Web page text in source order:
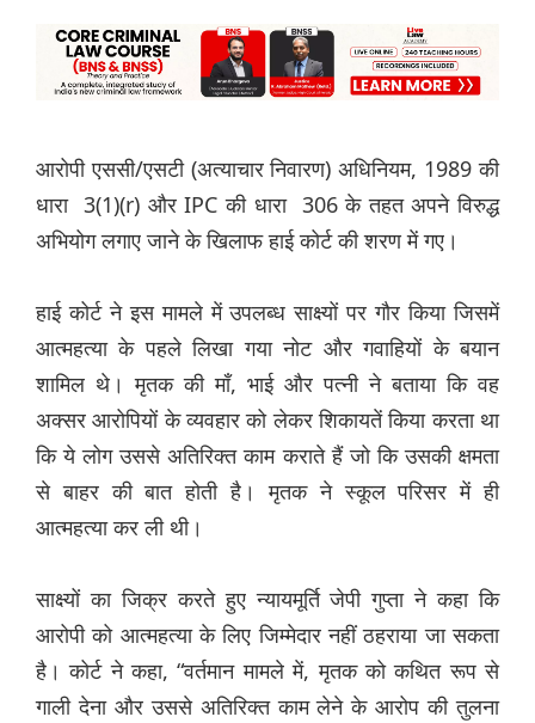
आरोपी एससी/एसटी (अत्याचार निवारण) अधिनियम, 1989 की
धारा 3(1)(r) और IPC की धारा 306 के तहत अपने विरुद्ध
अभियोग लगाए जाने के खिलाफ हाई कोर्ट की शरण में गए।
हाई कोर्ट ने इस मामले में उपलब्ध साक्ष्यों पर गौर किया जिसमें
आत्महत्या के पहले लिखा गया नोट और गवाहियों के बयान
शामिल थे। मृतक की माँ, भाई और पत्नी ने बताया कि वह
अक्सर आरोपियों के व्यवहार को लेकर शिकायतें किया करता था
कि ये लोग उससे अतिरिक्त काम कराते हैं जो कि उसकी क्षमता
से बाहर की बात होती है। मृतक ने स्कूल परिसर में ही
आत्महत्या कर ली थी।
साक्ष्यों का जिक्र करते हुए न्यायमूर्ति जेपी गुप्ता ने कहा कि
आरोपी को आत्महत्या के लिए जिम्मेदार नहीं ठहराया जा सकता
है। कोर्ट ने कहा, “वर्तमान मामले में, मृतक को कथित रूप से
गाली देना और उससे अतिरिक्त काम लेने के आरोप की तुलना